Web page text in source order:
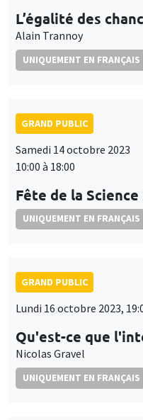
L’égalité des
Alain Trannoy
UNIQUEMENT EN FRANÇAIS
GRAND PUBLIC
Samedi 14 octobre 2023
10:00 à 18:00
Fête de la Science
UNIQUEMENT EN FRANÇAIS
GRAND PUBLIC
Lundi 16 octobre 2023,
Qu'est-ce que
Nicolas Gravel
UNIQUEMENT EN FRANÇAIS